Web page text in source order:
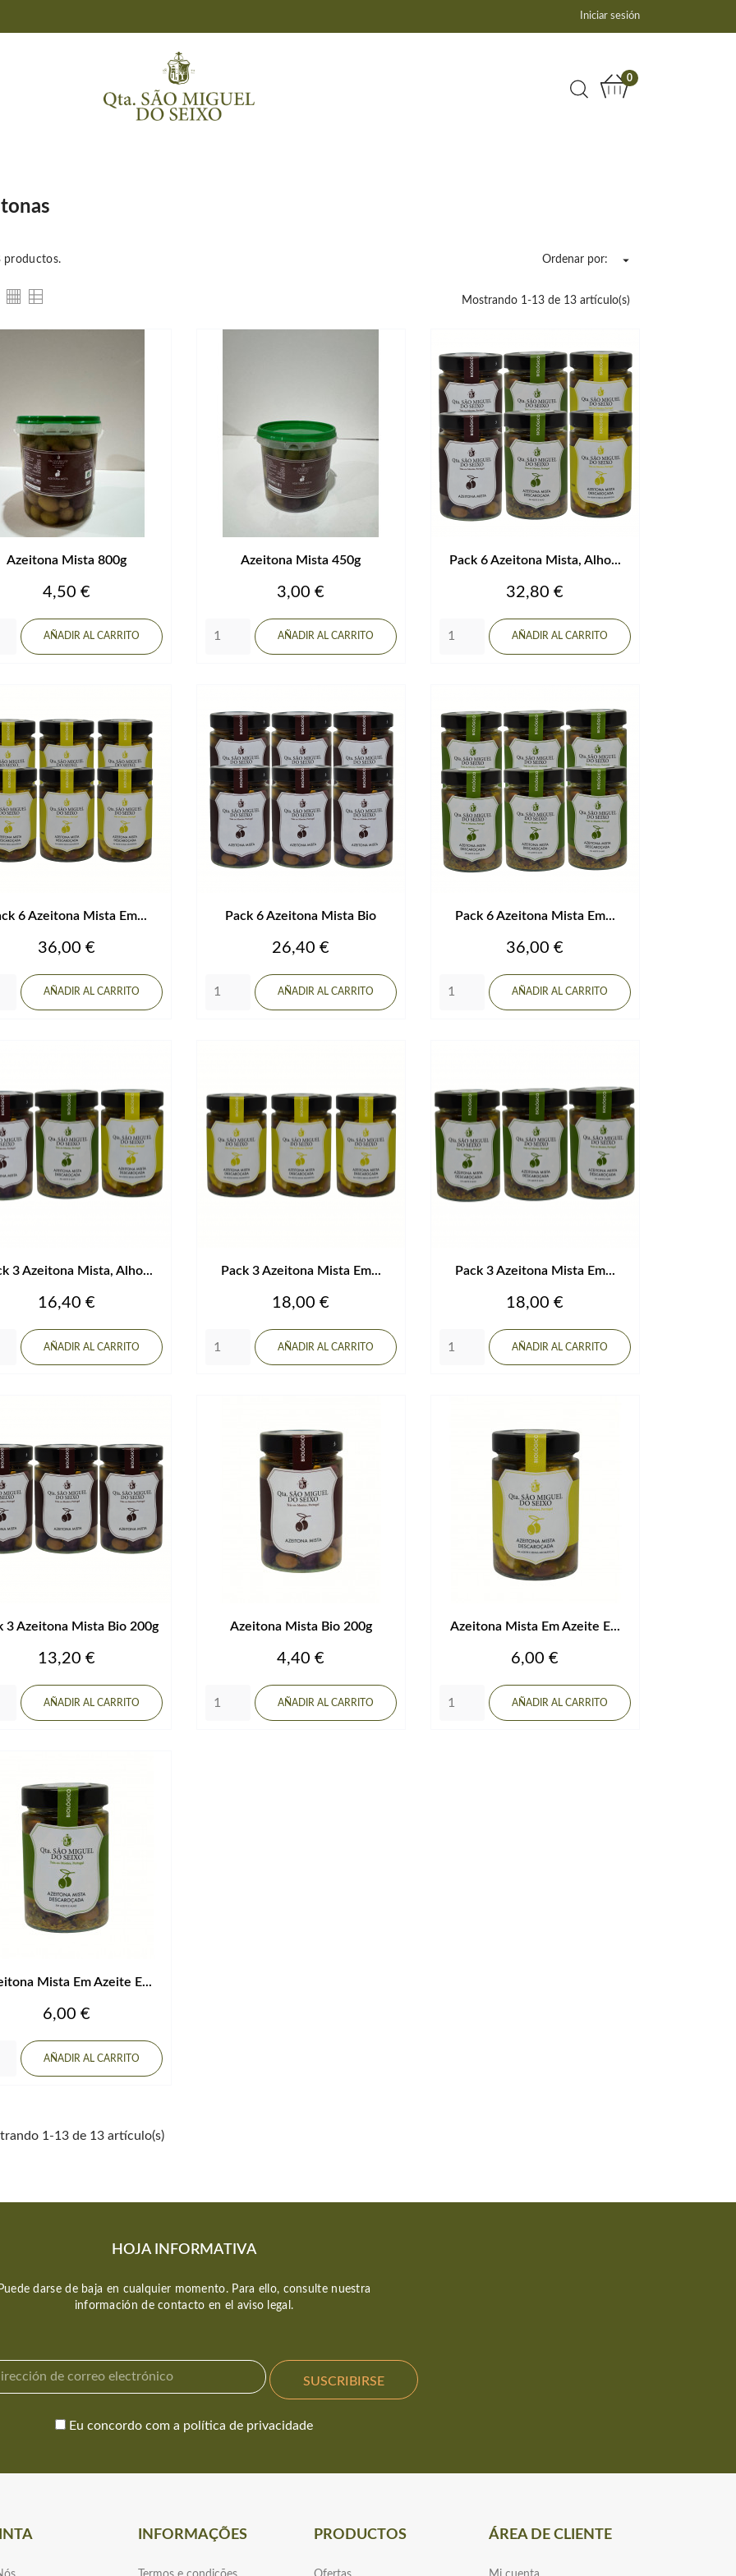
Iniciar sesión
0
productos. Ordenar por: 
Mostrando 1-13 de 13 artículo(s)
Azeitona Mista 800g
Precio
4,50 €
AÑADIR AL CARRITO
Azeitona Mista 450g
Precio
3,00 €
AÑADIR AL CARRITO
Pack 6 Azeitona Mista, Alho...
Precio
32,80 €
AÑADIR AL CARRITO
6 Azeitona Mista Em...
Precio
36,00 €
AÑADIR AL CARRITO
Pack 6 Azeitona Mista Bio
Precio
26,40 €
AÑADIR AL CARRITO
Pack 6 Azeitona Mista Em...
Precio
36,00 €
AÑADIR AL CARRITO
3 Azeitona Mista, Alho...
Precio
16,40 €
AÑADIR AL CARRITO
Pack 3 Azeitona Mista Em...
Precio
18,00 €
AÑADIR AL CARRITO
Pack 3 Azeitona Mista Em...
Precio
18,00 €
AÑADIR AL CARRITO
3 Azeitona Mista Bio 200g
Precio
13,20 €
AÑADIR AL CARRITO
Azeitona Mista Bio 200g
Precio
4,40 €
AÑADIR AL CARRITO
Azeitona Mista Em Azeite E...
Precio
6,00 €
AÑADIR AL CARRITO
Mista Em Azeite E...
Precio
6,00 €
AÑADIR AL CARRITO
1-13 de 13 artículo(s)
HOJA INFORMATIVA
darse de baja en cualquier momento. Para ello, consulte nuestra
información de contacto en el aviso legal.
Eu concordo com a política de privacidade
INFORMAÇÕES PRODUCTOS ÁREA DE CLIENTE